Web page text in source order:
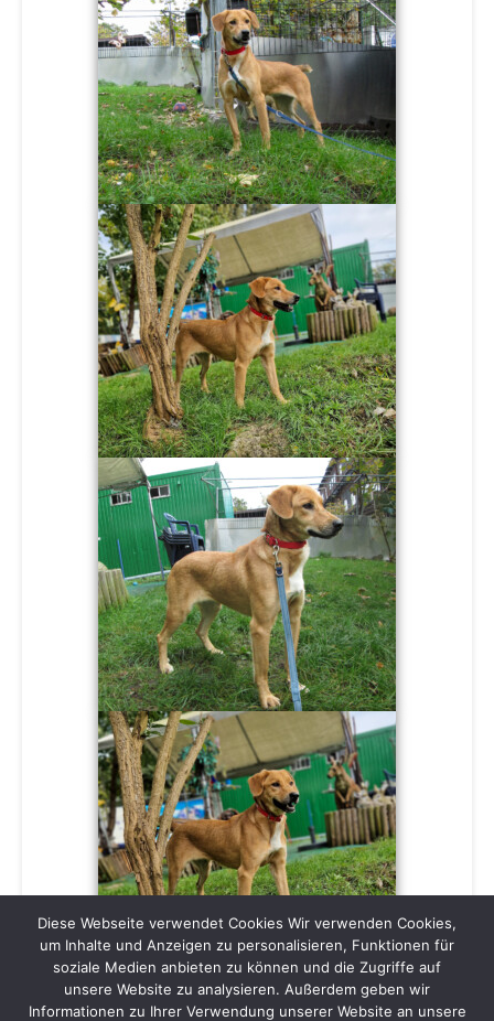
Diese Webseite verwendet Cookies Wir verwenden Cookies,
um Inhalte und Anzeigen zu personalisieren, Funktionen für
soziale Medien anbieten zu können und die Zugriffe auf
unsere Website zu analysieren. Außerdem geben wir
Informationen zu Ihrer Verwendung unserer Website an unsere